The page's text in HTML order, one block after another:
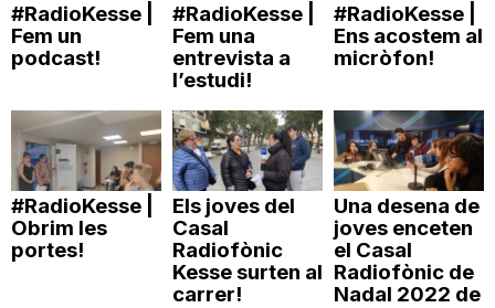
#RadioKesse |
Fem un
podcast!
#RadioKesse |
Fem una
entrevista a
l’estudi!
#RadioKesse |
Ens acostem al
micròfon!
#RadioKesse |
Obrim les
portes!
Els joves del
Casal
Radiofònic
Kesse surten al
carrer!
Una desena de
joves enceten
el Casal
Radiofònic de
Nadal 2022 de